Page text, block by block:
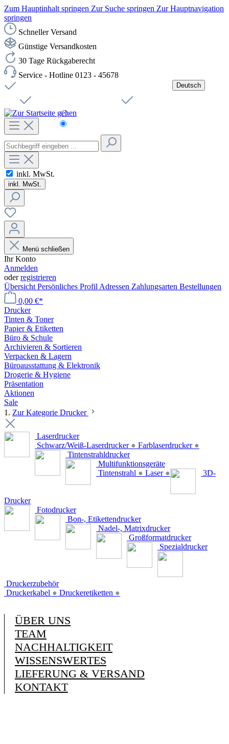
Zum Hauptinhalt springen Zur Suche springen Zur Hauptnavigation
springen
Schneller Versand
Günstige Versandkosten
30 Tage Rückgaberecht
Service - Hotline 0123 - 45678
Deutsch
Čeština
inkl. MwSt.
inkl. MwSt.
Menü schließen
Ihr Konto
Anmelden
oderregistrieren
Übersicht Persönliches Profil Adressen Zahlungsarten Bestellungen
0,00 €*
Drucker
Tinten & Toner
Papier & Etiketten
Büro & Schule
Archivieren & Sortieren
Verpacken & Lagern
Büroausstattung & Elektronik
Drogerie & Hygiene
Präsentation
Aktionen
Sale
1. Zur Kategorie Drucker
Laserdrucker
Schwarz/Weiß-Laserdrucker ● Farblaserdrucker ●
Tintenstrahldrucker
Multifunktionsgeräte
Tintenstrahl ● Laser ● 3D-
Drucker
Fotodrucker
Bon-, Etikettendrucker
Nadel-, Matrixdrucker
Großformatdrucker
Spezialdrucker
Druckerzubehör
Druckerkabel ● Druckeretiketten ●
ÜBER UNS
TEAM
NACHHALTIGKEIT
WISSENSWERTES
LIEFERUNG & VERSAND
KONTAKT